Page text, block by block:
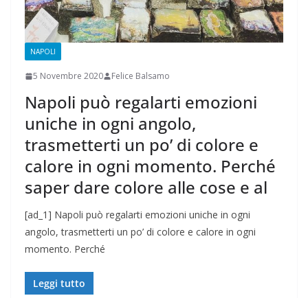
NAPOLI
5 Novembre 2020 Felice Balsamo
Napoli può regalarti emozioni
uniche in ogni angolo,
trasmetterti un po’ di colore e
calore in ogni momento. Perché
saper dare colore alle cose e al
[ad_1] Napoli può regalarti emozioni uniche in ogni
angolo, trasmetterti un po’ di colore e calore in ogni
momento. Perché
Leggi tutto